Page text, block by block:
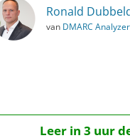
Ronald
van DMARC Analyzer
Leer in 3 uur